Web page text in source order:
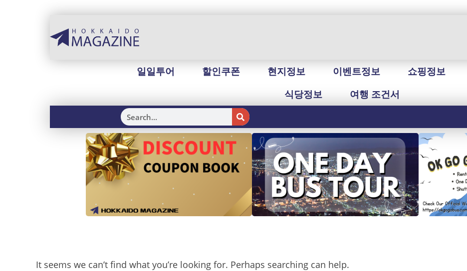
일일투어 할인쿠폰 현지정보 이벤트정보 쇼핑정보
식당정보
여행 조건서
It seems we can’t find what you’re looking for. Perhaps searching can help.